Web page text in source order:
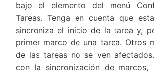
bajo el elemento del menú
Tareas. Tenga en cuenta que
sincroniza el inicio de la tarea y,
primer marco de una tarea. Otros
de las tareas no se ven
con la sincronización de marcos,